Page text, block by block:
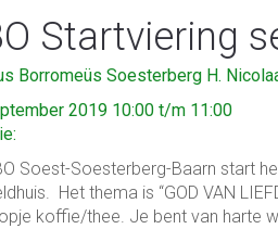
Startviering
Borromeüs Soesterberg H.
2019 10:00 t/m 11:00
Soest-Soesterberg-Baarn start
Het thema is “GOD VAN
koffie/thee. Je bent van harte